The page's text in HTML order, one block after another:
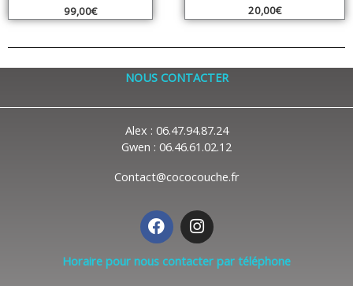
99,00€ 20,00€
NOUS CONTACTER
Alex : 06.47.94.87.24
Gwen : 06.46.61.02.12
Contact@cococouche.fr
F
a
c
e
I
n
s
t
Horaire pour nous contacter par téléphone